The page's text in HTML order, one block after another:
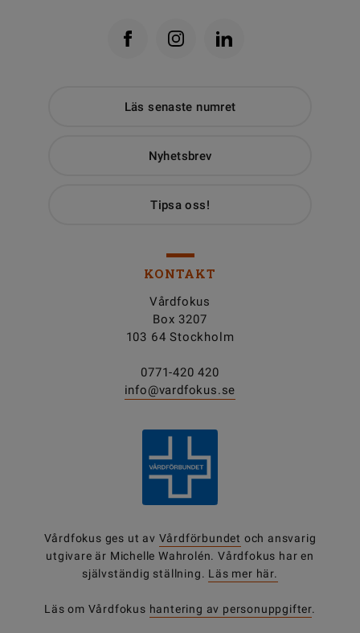
Läs senaste numret
Nyhetsbrev
Tipsa oss!
KONTAKT
Vårdfokus
Box 3207
103 64 Stockholm
0771-420 420
info@vardfokus.se
Vårdfokus ges ut av Vårdförbundet och ansvarig
utgivare är Michelle Wahrolén. Vårdfokus har en
självständig ställning. Läs mer här.
Läs om Vårdfokus hantering av personuppgifter.